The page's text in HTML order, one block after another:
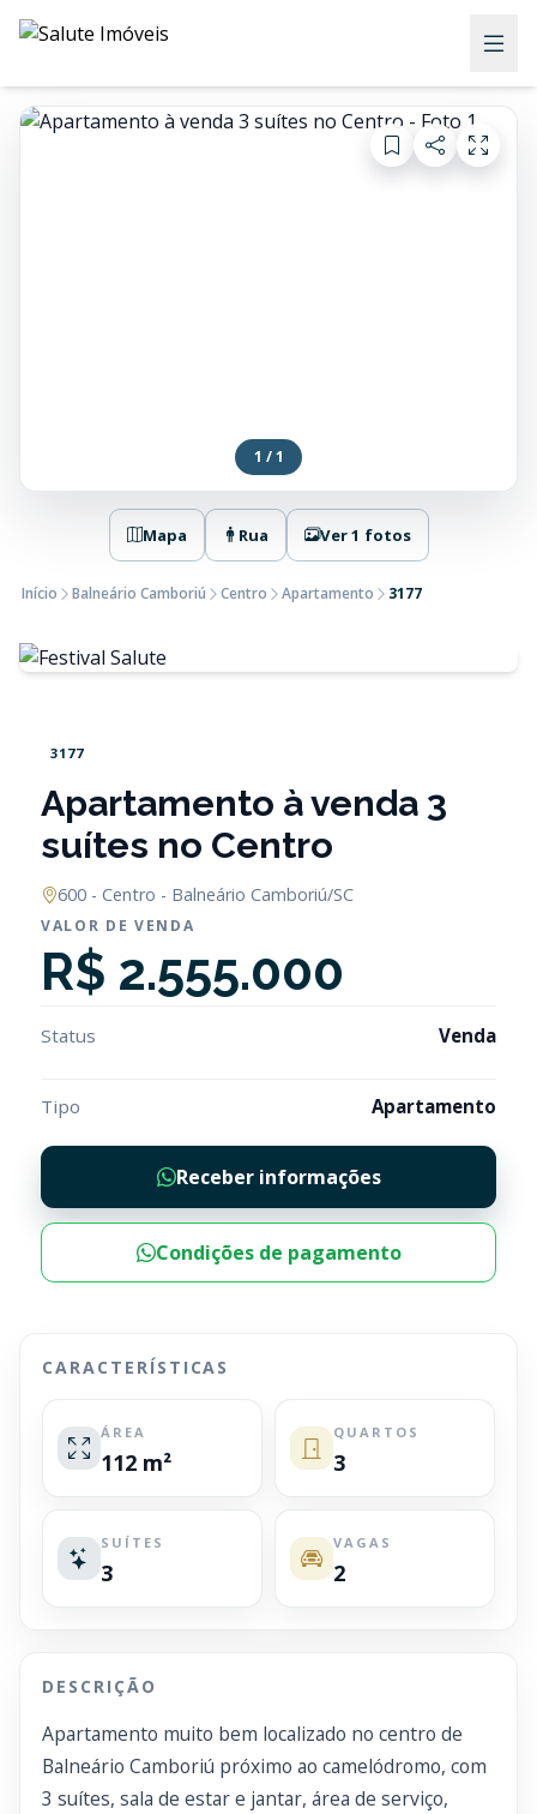
1 / 1
Mapa Rua Ver 1 fotos
Início Balneário Camboriú Centro Apartamento 3177
3177
Apartamento à venda 3
suítes no Centro
600 - Centro - Balneário Camboriú/SC
VALOR DE VENDA
R$ 2.555.000
Status Venda
Tipo Apartamento
Receber informações
Condições de pagamento
CARACTERÍSTICAS
ÁREA
112 m²
QUARTOS
3
SUÍTES
3
VAGAS
2
DESCRIÇÃO
Apartamento muito bem localizado no centro de
Balneário Camboriú próximo ao camelódromo, com
3 suítes, sala de estar e jantar, área de serviço,